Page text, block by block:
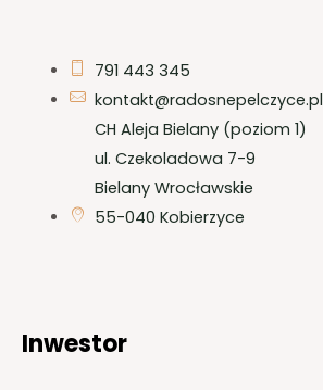
791 443 345
kontakt@radosnepelczyce.pl
CH Aleja Bielany (poziom 1)
ul. Czekoladowa 7-9
Bielany Wrocławskie
55-040 Kobierzyce
Inwestor